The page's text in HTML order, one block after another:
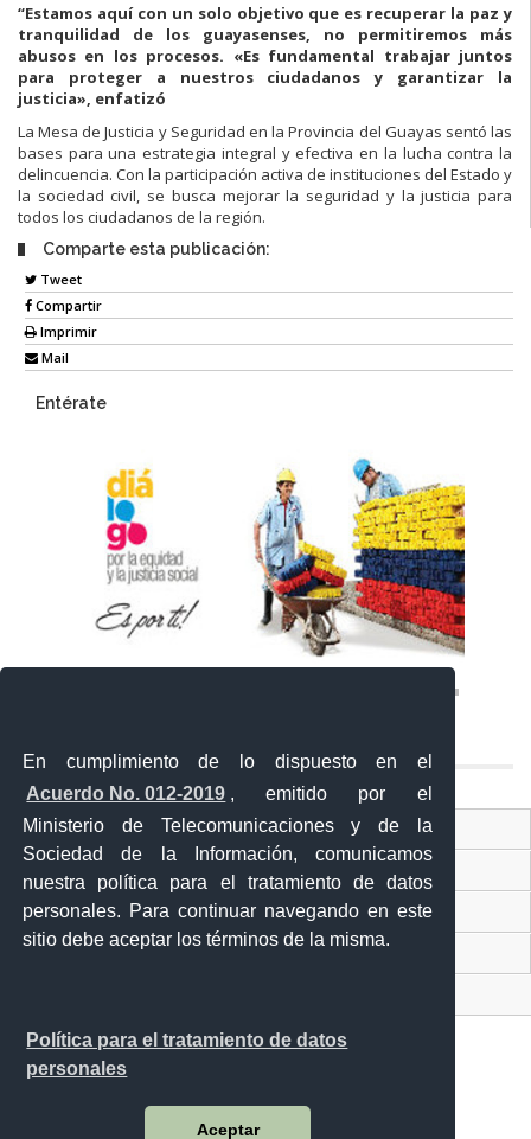
En cumplimiento de lo dispuesto en el
Acuerdo No. 012-2019 , emitido por el
Ministerio de Telecomunicaciones y de la
Sociedad de la Información, comunicamos
nuestra política para el tratamiento de datos
personales. Para continuar navegando en este
sitio debe aceptar los términos de la misma.
Política para el tratamiento de datos
personales
Aceptar
“Estamos aquí con un solo objetivo que es recuperar la paz y
tranquilidad de los guayasenses, no permitiremos más
abusos en los procesos. «Es fundamental trabajar juntos
para proteger a nuestros ciudadanos y garantizar la
justicia», enfatizó
La Mesa de Justicia y Seguridad en la Provincia del Guayas sentó las
bases para una estrategia integral y efectiva en la lucha contra la
delincuencia. Con la participación activa de instituciones del Estado y
la sociedad civil, se busca mejorar la seguridad y la justicia para
todos los ciudadanos de la región.
Comparte esta publicación:
Tweet
Compartir
Imprimir
Mail
Entérate
Ventanilla Única Virtual
Ventanilla Única de Comercio Exterior
Gobierno Abierto
Visor Ciudadano
Malecón y Aguirre